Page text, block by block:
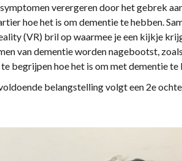
verergeren door het gebrek
hoe het is om dementie te hebben.
(VR) bril op waarmee je een kijkje
van dementie worden nagebootst, zoals
begrijpen hoe het is om met dementie te
belangstelling volgt een 2e